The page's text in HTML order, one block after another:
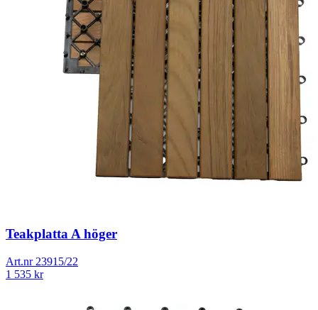
Teakplatta A höger
Art.nr 23915/22
1 535 kr